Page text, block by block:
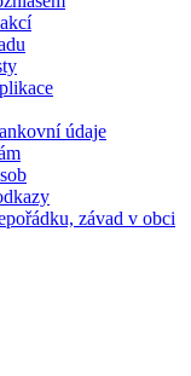
údaje
závad v obci